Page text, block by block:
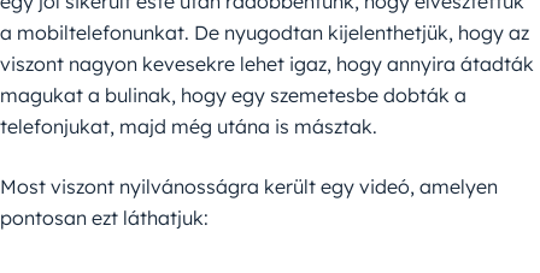
a mobiltelefonunkat. De nyugodtan kijelenthetjük, hogy az
viszont nagyon kevesekre lehet igaz, hogy annyira átadták
magukat a bulinak, hogy egy szemetesbe dobták a
telefonjukat, majd még utána is másztak.
Most viszont nyilvánosságra került egy videó, amelyen
pontosan ezt láthatjuk: